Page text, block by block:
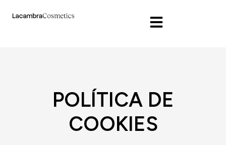
POLÍTICA DE
COOKIES